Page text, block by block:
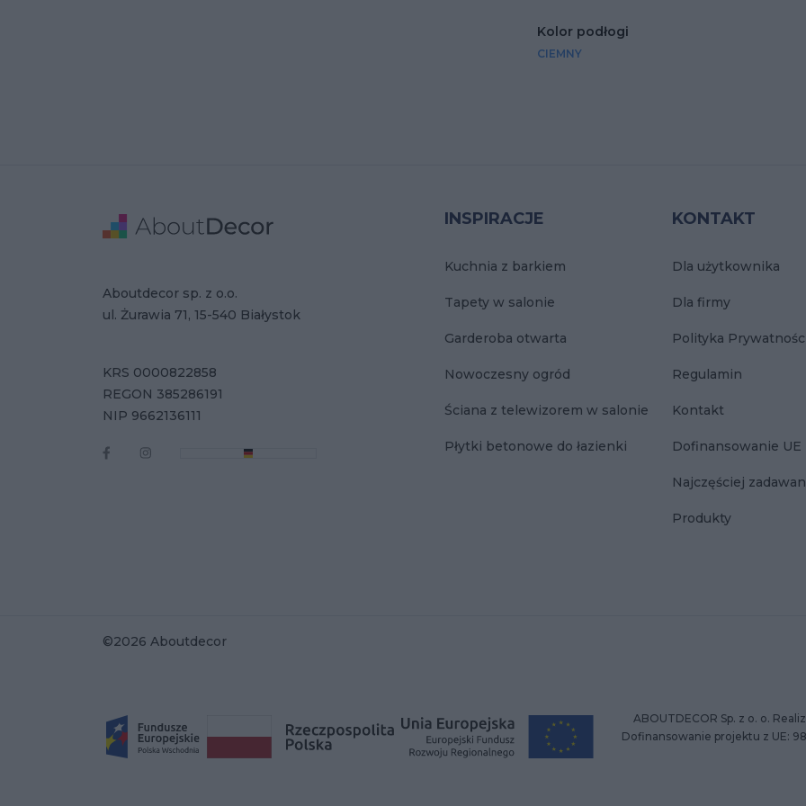
Kolor podłogi
CIEMNY
INSPIRACJE
Kuchnia z barkiem
Tapety w salonie
Garderoba otwarta
Nowoczesny ogród
Ściana z telewizorem w salonie
Płytki betonowe do łazienki
KONTAKT
Dla użytkownika
Dla firmy
Polityka
Regulamin
Kontakt
Dofinansowanie UE
Najczęściej
Produkty
Adres
Aboutdecor sp. z o.o.
ul. Żurawia 71, 15-540 Białystok
Dane Firmy
KRS 0000822858
REGON 385286191
NIP 9662136111
©2026 Aboutdecor
ABOUTDECOR Sp. z o. o.
Dofinansowanie projektu z UE: